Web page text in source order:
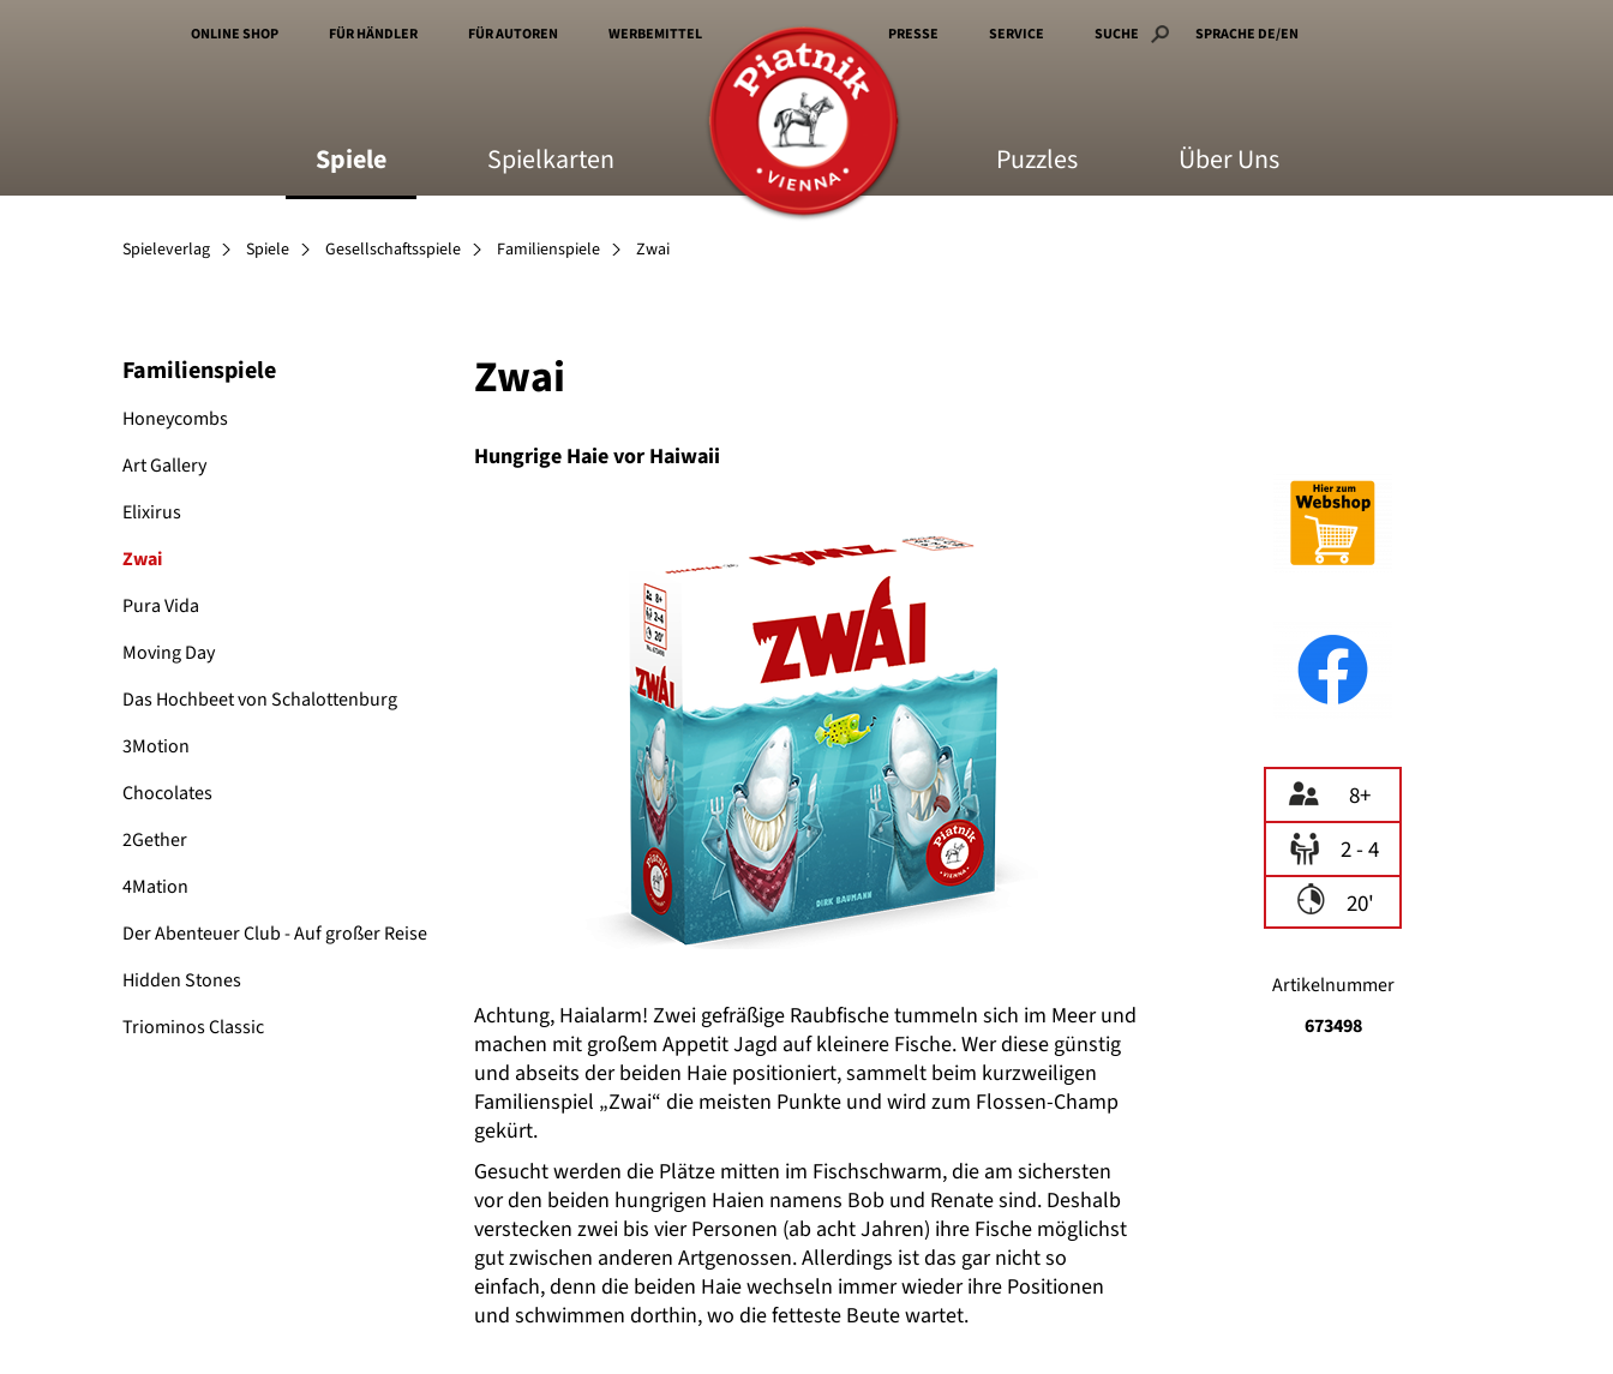
ONLINE SHOP FÜR HÄNDLER FÜR AUTOREN WERBEMITTEL PRESSE SERVICE SUCHE SPRACHE DE/EN
Spiele Spielkarten Puzzles Über Uns
Spieleverlag Spiele Gesellschaftsspiele Familienspiele Zwai
Familienspiele
Honeycombs
Art Gallery
Elixirus
Zwai
Pura Vida
Moving Day
Das Hochbeet von Schalottenburg
3Motion
Chocolates
2Gether
4Mation
Der Abenteuer Club - Auf großer Reise
Hidden Stones
Triominos Classic
Zwai
Hungrige Haie vor Haiwaii
Achtung, Haialarm! Zwei gefräßige Raubfische tummeln sich im Meer und
machen mit großem Appetit Jagd auf kleinere Fische. Wer diese günstig
und abseits der beiden Haie positioniert, sammelt beim kurzweiligen
Familienspiel „Zwai“ die meisten Punkte und wird zum Flossen-Champ
gekürt.
Gesucht werden die Plätze mitten im Fischschwarm, die am sichersten
vor den beiden hungrigen Haien namens Bob und Renate sind. Deshalb
verstecken zwei bis vier Personen (ab acht Jahren) ihre Fische möglichst
gut zwischen anderen Artgenossen. Allerdings ist das gar nicht so
einfach, denn die beiden Haie wechseln immer wieder ihre Positionen
und schwimmen dorthin, wo die fetteste Beute wartet.
8+
2 - 4
20'
Artikelnummer
673498